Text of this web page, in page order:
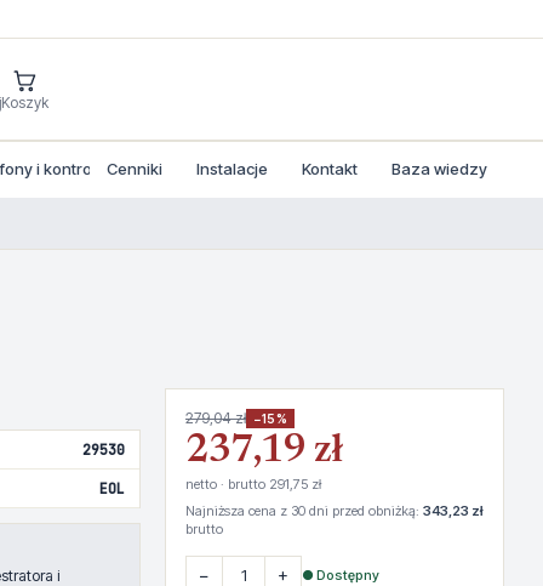
Koszyk
i kontrola dostepu
Cenniki Instalacje Kontakt Baza wiedzy
29530
EOL
i
279,04 zł −15%
237,19 zł
netto · brutto 291,75 zł
Najniższa cena z 30 dni przed obniżką: 343,23 zł
brutto
− + ● Dostępny